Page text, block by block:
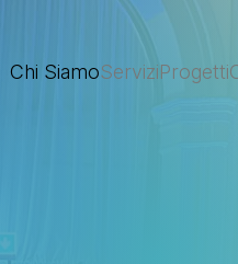
Chi SiamoServiziProgetti